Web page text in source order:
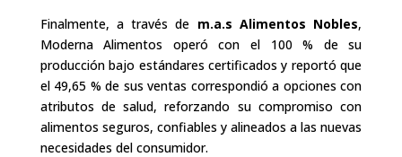
Finalmente, a través de m.a.s Alimentos Nobles,
Moderna Alimentos operó con el 100 % de su
producción bajo estándares certificados y reportó que
el 49,65 % de sus ventas correspondió a opciones con
atributos de salud, reforzando su compromiso con
alimentos seguros, confiables y alineados a las nuevas
necesidades del consumidor.